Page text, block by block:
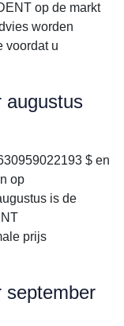
op de markt
worden
voordat u
augustus
$ en
op
is de
prijs
september